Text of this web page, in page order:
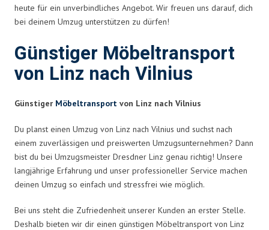
heute für ein unverbindliches Angebot. Wir freuen uns darauf, dich
bei deinem Umzug unterstützen zu dürfen!
Günstiger Möbeltransport
von Linz nach Vilnius
Günstiger Möbeltransport von Linz nach Vilnius
Du planst einen Umzug von Linz nach Vilnius und suchst nach
einem zuverlässigen und preiswerten Umzugsunternehmen? Dann
bist du bei Umzugsmeister Dresdner Linz genau richtig! Unsere
langjährige Erfahrung und unser professioneller Service machen
deinen Umzug so einfach und stressfrei wie möglich.
Bei uns steht die Zufriedenheit unserer Kunden an erster Stelle.
Deshalb bieten wir dir einen günstigen Möbeltransport von Linz